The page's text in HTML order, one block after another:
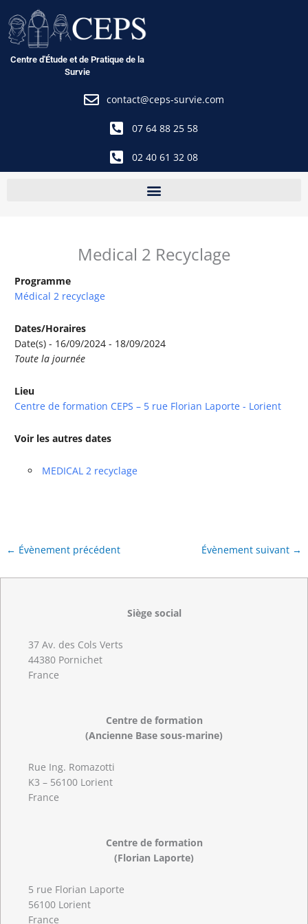
au
contenu
Centre d'Étude et de Pratique de la
Survie
contact@ceps-survie.com
07 64 88 25 58
02 40 61 32 08
Medical 2 Recyclage
Programme
Médical 2 recyclage
Dates/Horaires
Date(s) - 16/09/2024 - 18/09/2024
Toute la journée
Lieu
Centre de formation CEPS – 5 rue Florian Laporte - Lorient
Voir les autres dates
MEDICAL 2 recyclage
← Évènement précédent Évènement suivant →
Siège social
37 Av. des Cols Verts
44380 Pornichet
France
Centre de formation
(Ancienne Base sous-marine)
Rue Ing. Romazotti
K3 – 56100 Lorient
France
Centre de formation
(Florian Laporte)
5 rue Florian Laporte
56100 Lorient
France